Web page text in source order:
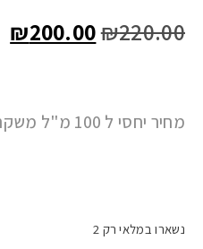
₪220.00
₪200.00
מחיר יחסי ל 100 מ"ל משקה – 15.71
נשארו במלאי רק 2